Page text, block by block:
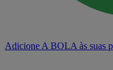
Adicione A BOLA às suas